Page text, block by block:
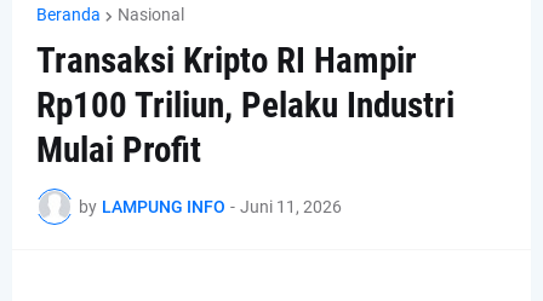
Beranda Nasional
Transaksi Kripto RI Hampir
Rp100 Triliun, Pelaku Industri
Mulai Profit
by LAMPUNG INFO - Juni 11, 2026